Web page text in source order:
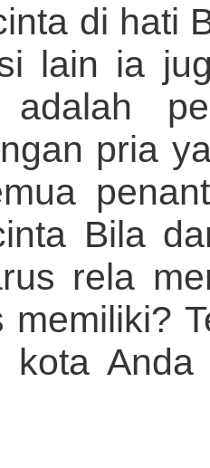
di hati
lain ia
pria
Bila
rela
memiliki?
kota